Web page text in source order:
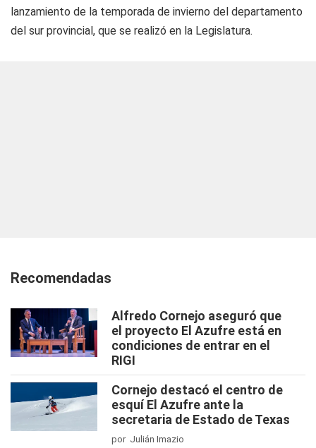
lanzamiento de la temporada de invierno del departamento
del sur provincial, que se realizó en la Legislatura.
Recomendadas
Alfredo Cornejo aseguró que
el proyecto El Azufre está en
condiciones de entrar en el
RIGI
Cornejo destacó el centro de
esquí El Azufre ante la
secretaria de Estado de Texas
por Julián Imazio